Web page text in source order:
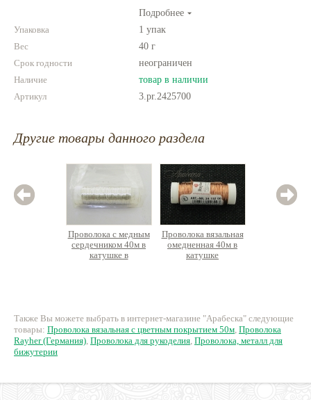
поводом для претензий, т.к.
производитель оставляет за собой
право изменять технологию
производства и упаковки по своему
бусин в технике гизмо (gizmo)
Подробнее
Упаковка
1 упак
Вес
40 г
Срок годности
неограничен
Наличие
товар в наличии
Артикул
3.pr.2425700
Другие товары данного раздела
Проволока с медным
сердечником 40м в
катушке в
Проволока вязальная
омедненная 40м в
катушке
Также Вы можете выбрать в интернет-магазине "Арабеска" следующие
товары: Проволока вязальная с цветным покрытием 50м, Проволока
Rayher (Германия), Проволока для рукоделия, Проволока, металл для
бижутерии